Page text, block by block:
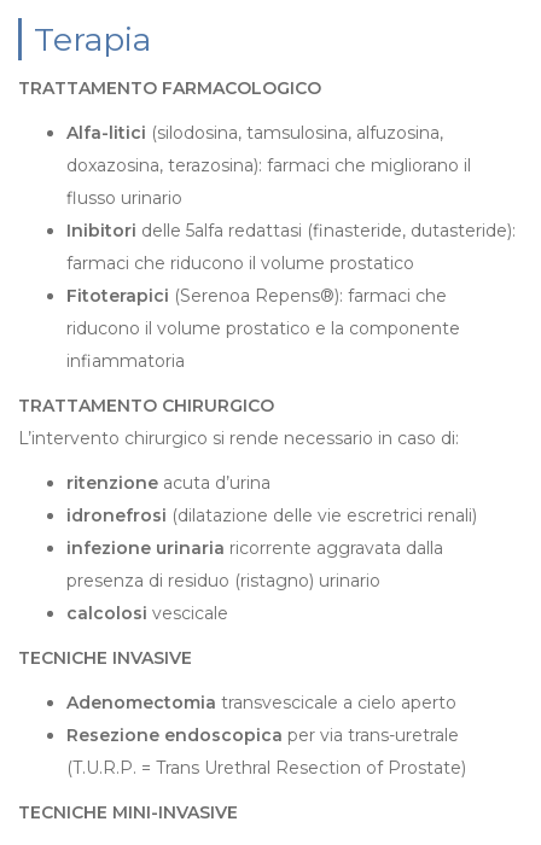
Terapia
TRATTAMENTO FARMACOLOGICO
Alfa-litici (silodosina, tamsulosina, alfuzosina,
doxazosina, terazosina): farmaci che migliorano il
flusso urinario
Inibitori delle 5alfa redattasi (finasteride, dutasteride):
farmaci che riducono il volume prostatico
Fitoterapici (Serenoa Repens®): farmaci che
riducono il volume prostatico e la componente
infiammatoria
TRATTAMENTO CHIRURGICO
L’intervento chirurgico si rende necessario in caso di:
ritenzione acuta d’urina
idronefrosi (dilatazione delle vie escretrici renali)
infezione urinaria ricorrente aggravata dalla
presenza di residuo (ristagno) urinario
calcolosi vescicale
TECNICHE INVASIVE
Adenomectomia transvescicale a cielo aperto
Resezione endoscopica per via trans-uretrale
(T.U.R.P. = Trans Urethral Resection of Prostate)
TECNICHE MINI-INVASIVE